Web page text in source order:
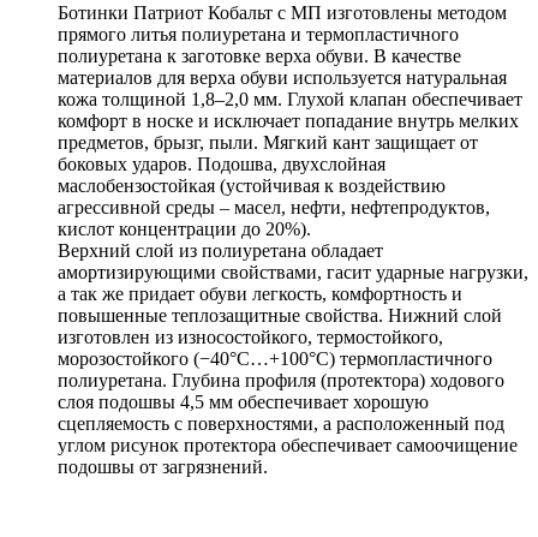
Ботинки Патриот Кобальт с МП изготовлены методом
прямого литья полиуретана и термопластичного
полиуретана к заготовке верха обуви. В качестве
материалов для верха обуви используется натуральная
кожа толщиной 1,8–2,0 мм. Глухой клапан обеспечивает
комфорт в носке и исключает попадание внутрь мелких
предметов, брызг, пыли. Мягкий кант защищает от
боковых ударов. Подошва, двухслойная
маслобензостойкая (устойчивая к воздействию
агрессивной среды – масел, нефти, нефтепродуктов,
кислот концентрации до 20%).
Верхний слой из полиуретана обладает
амортизирующими свойствами, гасит ударные нагрузки,
а так же придает обуви легкость, комфортность и
повышенные теплозащитные свойства. Нижний слой
изготовлен из износостойкого, термостойкого,
морозостойкого (−40°С…+100°С) термопластичного
полиуретана. Глубина профиля (протектора) ходового
слоя подошвы 4,5 мм обеспечивает хорошую
сцепляемость с поверхностями, а расположенный под
углом рисунок протектора обеспечивает самоочищение
подошвы от загрязнений.